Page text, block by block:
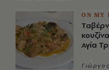
ON MY
Αγία